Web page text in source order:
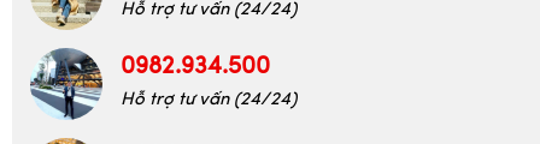
Hỗ trợ tư vấn (24/24)
0982.934.500
Hỗ trợ tư vấn (24/24)